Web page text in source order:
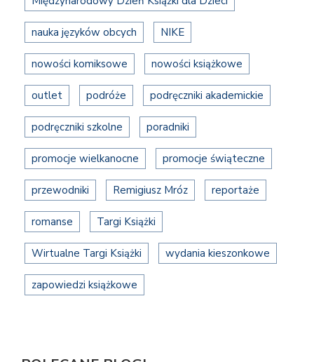
nauka języków obcych NIKE
nowości komiksowe nowości książkowe
outlet podróże podręczniki akademickie
podręczniki szkolne poradniki
promocje wielkanocne promocje świąteczne
przewodniki Remigiusz Mróz reportaże
romanse Targi Książki
Wirtualne Targi Książki wydania kieszonkowe
zapowiedzi książkowe